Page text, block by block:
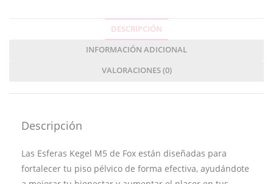
DESCRIPCIÓN
INFORMACIÓN ADICIONAL
VALORACIONES (0)
Descripción
Las Esferas Kegel M5 de Fox están diseñadas para
fortalecer tu piso pélvico de forma efectiva, ayudándote